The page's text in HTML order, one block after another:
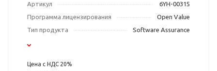
Артикул
6YH-00315
Программа лицензирования
Open Value
Тип продукта
Software Assurance
Цена с НДС 20%